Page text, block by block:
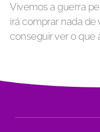
Vivemos a guerra
irá comprar nada
conseguir ver o que